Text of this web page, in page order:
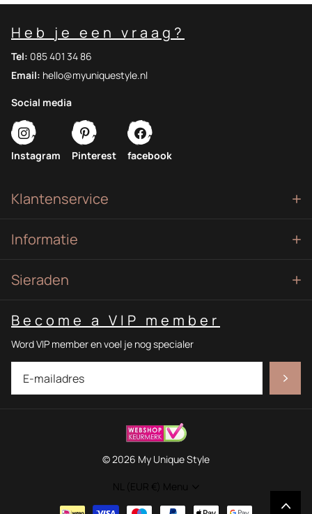
Klantenservice
Informatie
Sieraden
Become a VIP member
Word VIP member en voel je nog specialer
Heb je een vraag?
Tel: 085 401 34 86
Email: hello@myuniquestyle.nl
Social media
Instagram Pinterest facebook
©2026 My Unique Style
NL (EUR €) Menu